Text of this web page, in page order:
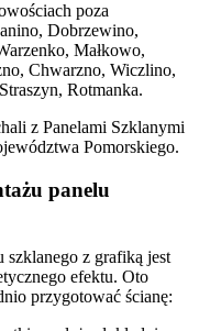
poza
Dobrzewino,
Małkowo,
Chwarzno, Wiczlino,
Rotmanka.
z Panelami Szklanymi
Pomorskiego.
panelu
szklanego z grafiką jest
efektu. Oto
przygotować ścianę: